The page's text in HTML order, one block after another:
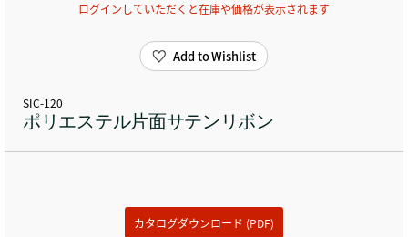
ログインしていただくと在庫や価格が表示されます
SIC-120
ポリエステル片面サテンリボン
カタログダウンロード (PDF)
Add to Wishlist